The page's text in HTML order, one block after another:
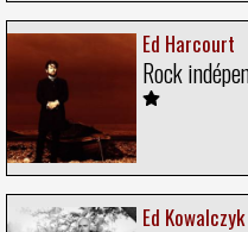
Ed Harcourt
Rock
Ed Kowalczyk